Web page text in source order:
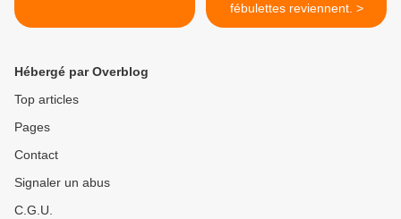
fébulettes reviennent. >
Hébergé par Overblog
Top articles
Pages
Contact
Signaler un abus
C.G.U.